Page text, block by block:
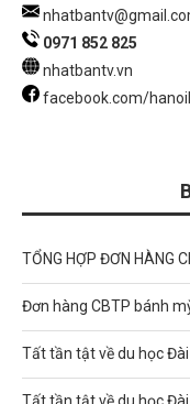
0971 852 825
nhatbantv.vn
facebook.com/
TỔNG HỢP ĐƠN HÀNG
Đơn hàng CBTP bánh
Tất tần tật về du học